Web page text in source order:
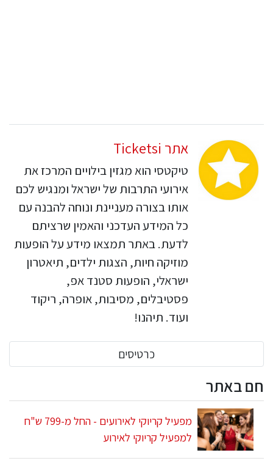
אתר Ticketsi
טיקטסי הוא מגזין בילויים המרכז את
אירועי התרבות של ישראל ומנגיש לכם
אותו בצורה מעניינת ונוחה להבנה עם
כל המידע העדכני והאמין שרציתם
לדעת. באתר תמצאו מידע על הופעות
מוזיקה חיות, הצגות ילדים, תיאטרון
ישראלי, הופעות סטנד אפ,
פסטיבלים, מסיבות, אופרה, ריקוד
ועוד. תיהנו!
כרטיסים
חם באתר
מפעיל קריוקי לאירועים - החל מ-799 ש"ח
למפעיל קריוקי לאירוע